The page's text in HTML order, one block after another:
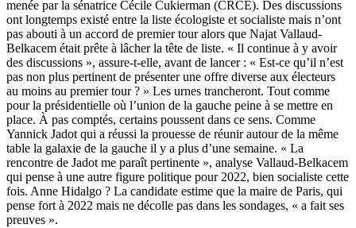
menée par la sénatrice Cécile Cukierman (CRCE). Des discussions
ont longtemps existé entre la liste écologiste et socialiste mais n’ont
pas abouti à un accord de premier tour alors que Najat Vallaud-
Belkacem était prête à lâcher la tête de liste. « Il continue à y avoir
des discussions », assure-t-elle, avant de lancer : « Est-ce qu’il n’est
pas non plus pertinent de présenter une offre diverse aux électeurs
au moins au premier tour ? » Les urnes trancheront. Tout comme
pour la présidentielle où l’union de la gauche peine à se mettre en
place. À pas comptés, certains poussent dans ce sens. Comme
Yannick Jadot qui a réussi la prouesse de réunir autour de la même
table la galaxie de la gauche il y a plus d’une semaine. « La
rencontre de Jadot me paraît pertinente », analyse Vallaud-Belkacem
qui pense à une autre figure politique pour 2022, bien socialiste cette
fois. Anne Hidalgo ? La candidate estime que la maire de Paris, qui
pense fort à 2022 mais ne décolle pas dans les sondages, « a fait ses
preuves ».